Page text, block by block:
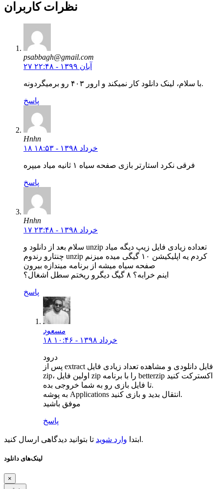
نظرات کاربران
psabbagh@gmail.com
۲۷ آبان ۱۳۹۹ - ۲۲:۴۸
با سلام، لینک دانلود کار نمیکند و ارور ۴۰۳ رو برمیگردونه.
پاسخ
Hnhn
۱۸ خرداد ۱۳۹۸ - ۱۸:۵۳
فرقی نکرد استارتر بازی صفحه سیاه ۱ ثانیه میاد میپره
پاسخ
Hnhn
۱۷ خرداد ۱۳۹۸ - ۲۳:۴۸
سلام بعد از دانلود و unzip تعداده زیادی فایل زیپ دیگه میاد
چنتارو رندوم unzip کردم یه اپلیکیشن ۱۰ گیگی میده میزنم
صفحه سیاه میشه از برنامه میندازه بیرون
اینم خرابه؟ ۸ گیگ دیگرو ریختم سطل اشغال؟
پاسخ
مسعود
۱۸ خرداد ۱۳۹۸ - ۱۰:۴۶
درود
پس از extract فایل دانلودی و مشاهده تعداد زیادی فایل
zip، اولین فایل zip را با برنامه betterzip اکسترکت کنید
تا فایل بازی رو به شما خروجی بده.
به پوشه Applications انتقال بدید و بازی کنید.
موفق باشید
پاسخ
ابتدا وارد شوید تا بتوانید دیدگاهی ارسال کنید.
لینک‌های دانلود
×